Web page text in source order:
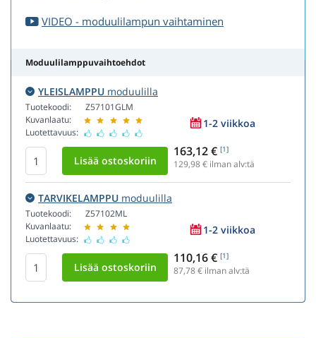
VIDEO - moduulilampun vaihtaminen
Moduulilamppuvaihtoehdot
YLEISLAMPPU moduulilla
Tuotekoodi:
Kuvanlaatu:
Luotettavuus:
Z57101GLM
1-2 viikkoa
163,12 € [1]
129,98€ ilman alv:tä
TARVIKELAMPPU moduulilla
Tuotekoodi:
Kuvanlaatu:
Luotettavuus:
Z57102ML
1-2 viikkoa
110,16 € [1]
87,78€ ilman alv:tä